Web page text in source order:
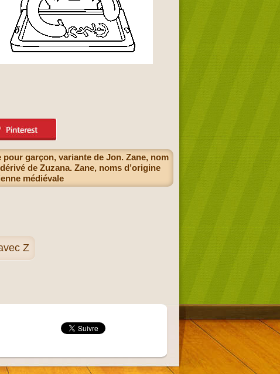
garçon, variante de Jon. Zane, nom
de Zuzana. Zane, noms d’origine
médiévale
Z